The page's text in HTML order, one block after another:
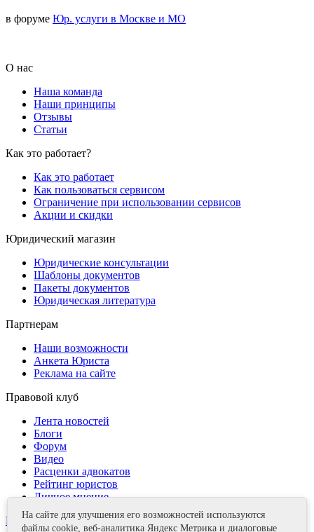
в форуме Юр. услуги в Москве и МО
О нас
Наша команда
Наши принципы
Отзывы
Статьи
Как это работает?
Как это работает
Как пользоваться сервисом
Ограничение при использовании сервисов
Акции и скидки
Юридический магазин
Юридические консультации
Шаблоны документов
Пакеты документов
Юридическая литература
Партнерам
Наши возможности
Анкета Юриста
Реклама на сайте
Правовой клуб
Лента новостей
Блоги
Форум
Видео
Расценки адвокатов
Рейтинг юристов
Личное мнение
Контакты
На сайте для улучшения его возможностей используются
файлы cookie, веб-аналитика Яндекс Метрика и диалоговые